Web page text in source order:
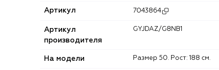
Артикул 7043864
Артикул
производителя
GYJDAZ/G8NB1
На модели Размер 50. Рост: 188 см.